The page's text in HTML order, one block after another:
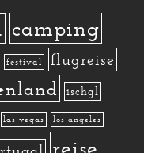
camping
festival flugreise
ischgl
las vegas los angeles
reise